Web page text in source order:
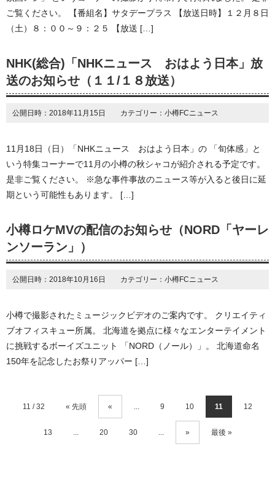
ご覧ください。 【番組名】サタデープラス 【放送日時】１２月８日
（土）８：００～９：２５ 【放送 […]
NHK(総合)「NHKニュース おはよう日本」放
送のお知らせ（１１/１８放送）
公開日時：2018年11月15日 カテゴリー：小樽FCニュース
11月18日（日）「NHKニュース おはよう日本」の 「旬体感」と
いう特集コーナーで11月の小樽の秋シャコが紹介される予定です。
是非ご覧ください。 ※急な事件事故のニュース等が入ると後日に延
期という可能性もあります。 […]
小樽ロケMVの配信のお知らせ（NORD「ヤーレ
ンソーラン」）
公開日時：2018年10月16日 カテゴリー：小樽FCニュース
小樽で撮影されたミュージックビデオのご案内です。 クリエイティ
ブオフィスキュー所属。 北海道を拠点に様々なエンターテイメント
に挑戦するボーイズユニット 「NORD（ノール）」。 北海道命名
150年を記念したお祭りアッパー […]
11 / 32 « 先頭 « ... 9 10 11 12
13 ... 20 30 ... » 最後 »